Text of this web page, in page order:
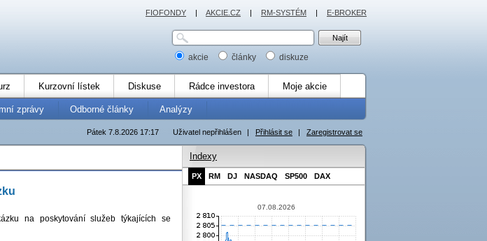
akcie články diskuze
Kurzovní lístek Diskuse Rádce investora Moje akcie
zprávy Odborné články Analýzy
Uživatel nepřihlášen | Přihlásit se | Zaregistrovat se
Pátek 7.8.2026 17:17
na poskytování služeb týkajících se
Indexy
PX RM DJ NASDAQ SP500 DAX
07.08.2026
FIOFONDY | AKCIE.CZ | RM-SYSTÉM | E-BROKER